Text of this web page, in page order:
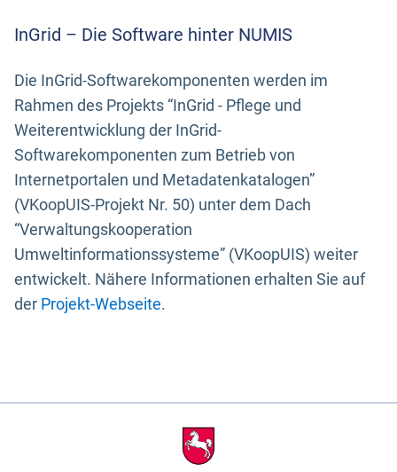
InGrid – Die Software hinter NUMIS
Die InGrid-Softwarekomponenten werden im
Rahmen des Projekts “InGrid - Pflege und
Weiterentwicklung der InGrid-
Softwarekomponenten zum Betrieb von
Internetportalen und Metadatenkatalogen”
(VKoopUIS-Projekt Nr. 50) unter dem Dach
“Verwaltungskooperation
Umweltinformationssysteme” (VKoopUIS) weiter
entwickelt. Nähere Informationen erhalten Sie auf
der Projekt-Webseite.